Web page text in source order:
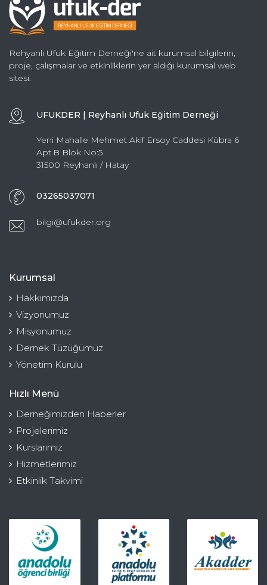
Rehyanlı Ufuk Eğitim Derneği'ne ait kurumsal bilgilerin,
proje, çalışmalar ve etkinliklerin yer aldığı kurumsal web
sitesi.
UFUKDER | Reyhanlı Ufuk Eğitim Derneği
Yeni Mahalle Mehmet Akif Ersoy Caddesi Kübra 6
Apt.B Blok No:5
31500 Reyhanlı / Hatay
03265037071
bilgi@ufukder.org
Kurumsal
Hakkımızda
Vizyonumuz
Misyonumuz
Dernek Tüzüğümüz
Yönetim Kurulu
Hızlı Menü
Derneğimizden Haberler
Projelerimiz
Kurslarımız
Hizmetlerimiz
Etkinlik Takvimi